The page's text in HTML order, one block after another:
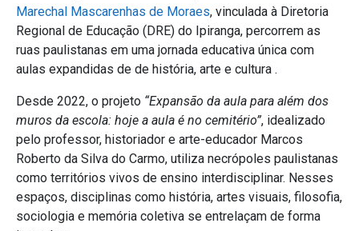
Marechal Mascarenhas de Moraes, vinculada à Diretoria
Regional de Educação (DRE) do Ipiranga, percorrem as
ruas paulistanas em uma jornada educativa única com
aulas expandidas de de história, arte e cultura .
Desde 2022, o projeto “Expansão da aula para além dos
muros da escola: hoje a aula é no cemitério”, idealizado
pelo professor, historiador e arte-educador Marcos
Roberto da Silva do Carmo, utiliza necrópoles paulistanas
como territórios vivos de ensino interdisciplinar. Nesses
espaços, disciplinas como história, artes visuais, filosofia,
sociologia e memória coletiva se entrelaçam de forma